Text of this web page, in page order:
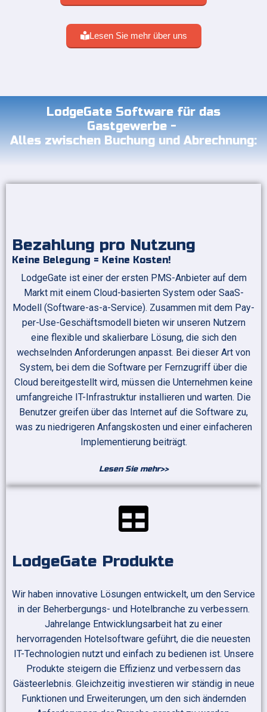
Lesen Sie mehr über uns
LodgeGate Software für das
Gastgewerbe -
Alles zwischen Buchung und Abrechnung:
Bezahlung pro Nutzung
Keine Belegung = Keine Kosten!
LodgeGate ist einer der ersten PMS-Anbieter auf dem
Markt mit einem Cloud-basierten System oder SaaS-
Modell (Software-as-a-Service). Zusammen mit dem Pay-
per-Use-Geschäftsmodell bieten wir unseren Nutzern
eine flexible und skalierbare Lösung, die sich den
wechselnden Anforderungen anpasst. Bei dieser Art von
System, bei dem die Software per Fernzugriff über die
Cloud bereitgestellt wird, müssen die Unternehmen keine
umfangreiche IT-Infrastruktur installieren und warten. Die
Benutzer greifen über das Internet auf die Software zu,
was zu niedrigeren Anfangskosten und einer einfacheren
Implementierung beiträgt.
Lesen Sie mehr>>
LodgeGate Produkte
Wir haben innovative Lösungen entwickelt, um den Service
in der Beherbergungs- und Hotelbranche zu verbessern.
Jahrelange Entwicklungsarbeit hat zu einer
hervorragenden Hotelsoftware geführt, die die neuesten
IT-Technologien nutzt und einfach zu bedienen ist. Unsere
Produkte steigern die Effizienz und verbessern das
Gästeerlebnis. Gleichzeitig investieren wir ständig in neue
Funktionen und Erweiterungen, um den sich ändernden